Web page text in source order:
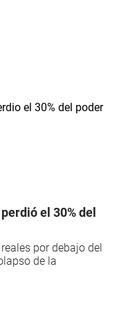
el 30% del
por debajo del
de la